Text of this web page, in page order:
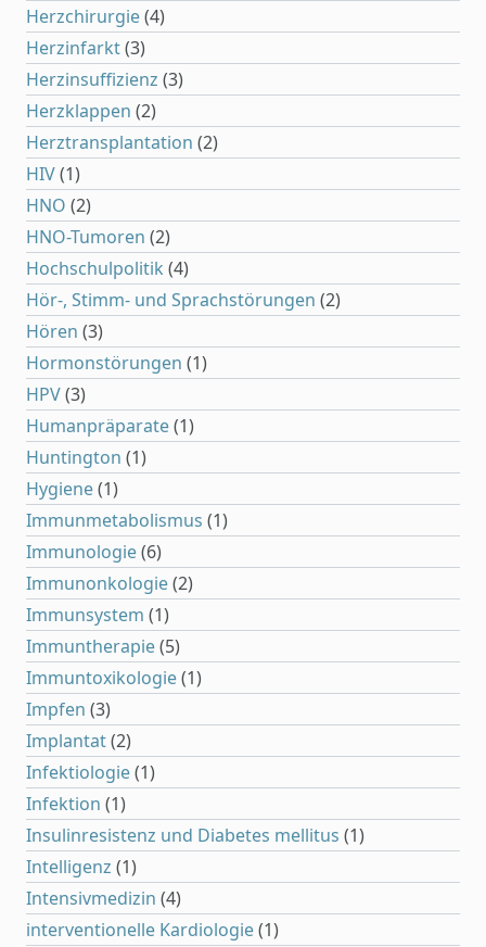
Herzchirurgie(4)
Herzinfarkt(3)
Herzinsuffizienz (3)
Herzklappen (2)
Herztransplantation (2)
HIV(1)
HNO (2)
HNO-Tumoren (2)
Hochschulpolitik (4)
Hör-, Stimm- und Sprachstörungen (2)
Hören (3)
Hormonstörungen (1)
HPV(3)
Humanpräparate(1)
Huntington (1)
Hygiene(1)
Immunmetabolismus (1)
Immunologie(6)
Immunonkologie(2)
Immunsystem (1)
Immuntherapie(5)
Immuntoxikologie(1)
Impfen (3)
Implantat(2)
Infektiologie(1)
Infektion (1)
Insulinresistenz und Diabetes mellitus (1)
Intelligenz (1)
Intensivmedizin (4)
interventionelle Kardiologie(1)